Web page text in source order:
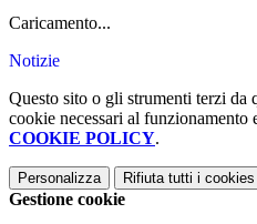
Caricamento...
Notizie
Questo sito o gli strumenti terzi da
cookie necessari al
COOKIE POLICY.
Personalizza Rifiuta tutti i cookies
Gestione cookie